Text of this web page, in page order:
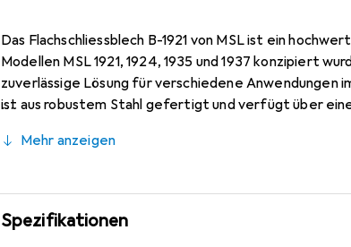
Das Flachschliessblech B-1921 von MSL ist ein
Modellen MSL 1921, 1924, 1935 und 1937 konzipiert
zuverlässige Lösung für verschiedene Anwendungen
ist aus robustem Stahl gefertigt und verfügt über
in bestehende Systeme. Die eckige Form sorgt für
Mehr anzeigen
Spezifikationen